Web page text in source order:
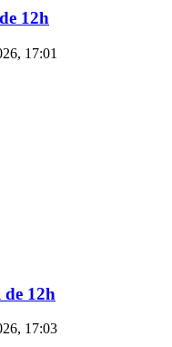
12h
17:01
12h
17:03